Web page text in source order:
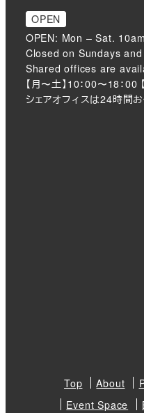
OPEN
OPEN: Mon – Sat.
Closed on Sundays
Shared offices are
【月〜土】10：00〜18：00
シェアオフィスは24時間
Top About
Event Space